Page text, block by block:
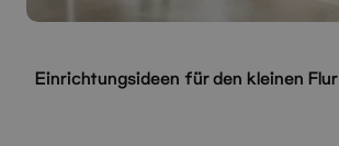
Einrichtungsideen für den kleinen Flur